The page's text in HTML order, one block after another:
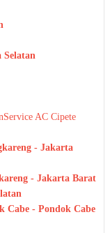
Selatan
Service AC Cipete
- Jakarta
- Jakarta Barat
Cabe - Pondok Cabe